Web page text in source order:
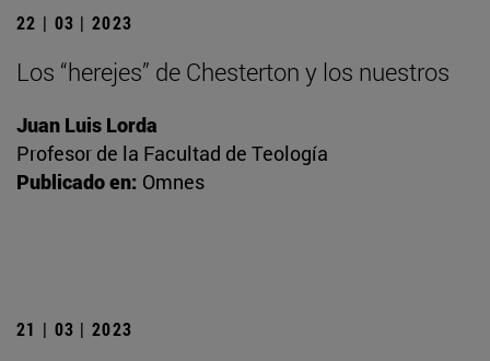
22 | 03 | 2023
Los “herejes” de Chesterton y los nuestros
Juan Luis Lorda
Profesor de la Facultad de Teología
Publicado en: Omnes
21 | 03 | 2023